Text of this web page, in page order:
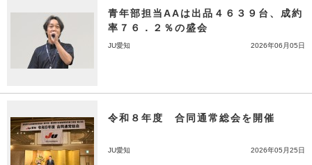
青年部担当AAは出品４６３９台、成約
率７６．２％の盛会
JU愛知 2026年06月05日
令和８年度 合同通常総会を開催
JU愛知 2026年05月25日